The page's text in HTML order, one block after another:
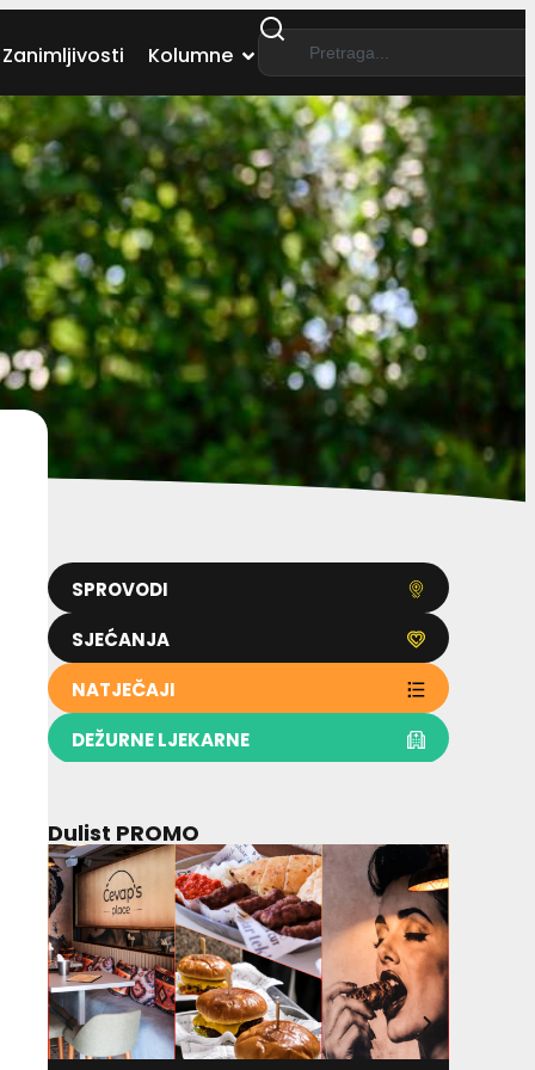
Zanimljivosti Kolumne
SPROVODI
SJEĆANJA
NATJEČAJI
DEŽURNE LJEKARNE
Dulist PROMO